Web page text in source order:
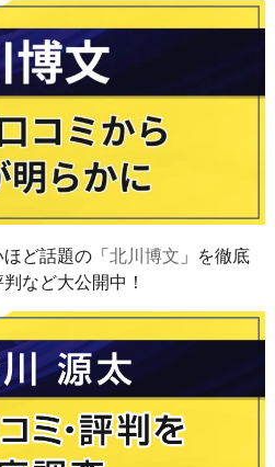
ど話題の「北川博文 」を徹底
など大公開中！